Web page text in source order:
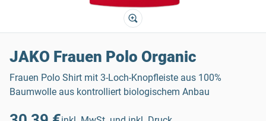
JAKO Frauen Polo Organic
Frauen Polo Shirt mit 3-Loch-Knopfleiste aus 100%
Baumwolle aus kontrolliert biologischem Anbau